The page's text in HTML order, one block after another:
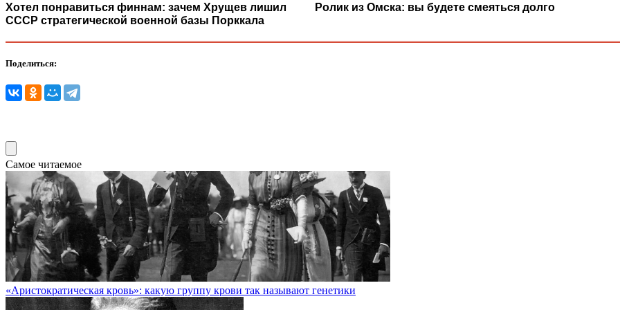
Хотел понравиться финнам: зачем Хрущев лишил
СССР стратегической военной базы Порккала
Ролик из Омска: вы будете смеяться долго
Поделиться:
Самое читаемое
«Аристократическая кровь»: какую группу крови так называют генетики